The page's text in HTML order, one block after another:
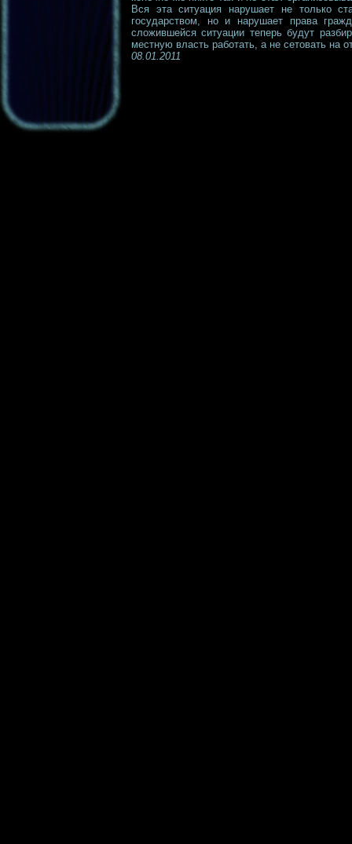
Вся эта ситуация нарушает не только
государством, но и нарушает права
сложившейся ситуации теперь будут
местную власть работать, а не сетовать на
08.01.2011